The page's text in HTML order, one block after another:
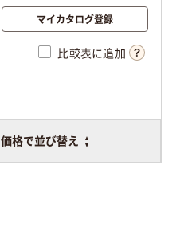
価格で並び替え
マイカタログ登録
比較表に追加